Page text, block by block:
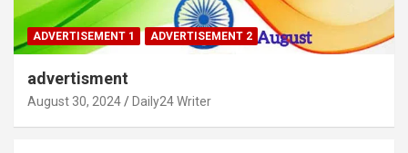
ADVERTISEMENT 1 ADVERTISEMENT 2
advertisment
August 30, 2024 Daily24 Writer